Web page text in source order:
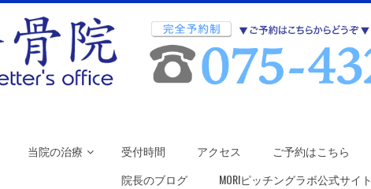
当院の治療 受付時間 アクセス ご予約はこちら
院長のブログ
MORIピッチングラボ公式サイト